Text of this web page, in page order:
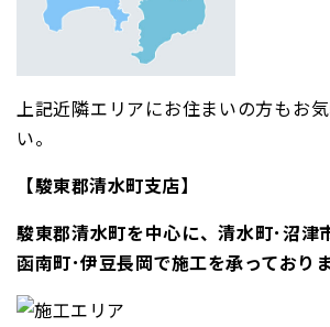
上記近隣エリアにお住まいの方もお
い。
【駿東郡清水町支店】
駿東郡清水町を中心に、清水町･沼津
函南町･伊豆長岡で施工を承っておりま